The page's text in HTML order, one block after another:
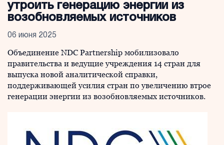
утроить генерацию энергии из
возобновляемых источников
06 июня 2025
Объединение NDC Partnership мобилизовало
правительства и ведущие учреждения 14 стран для
выпуска новой аналитической справки,
поддерживающей усилия стран по увеличению втрое
генерации энергии из возобновляемых источников.